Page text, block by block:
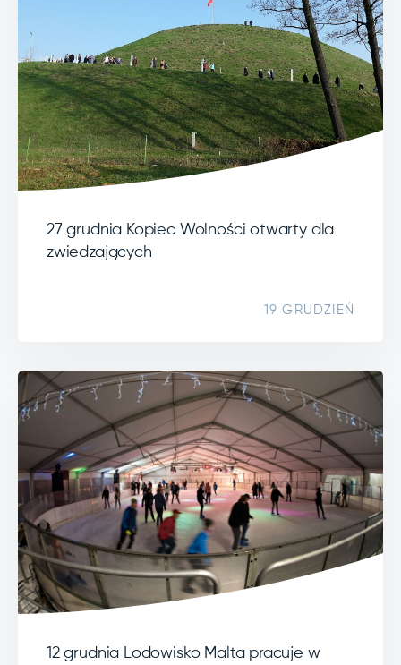
27 grudnia Kopiec Wolności otwarty dla
zwiedzających
19 GRUDZIEŃ
12 grudnia Lodowisko Malta pracuje w